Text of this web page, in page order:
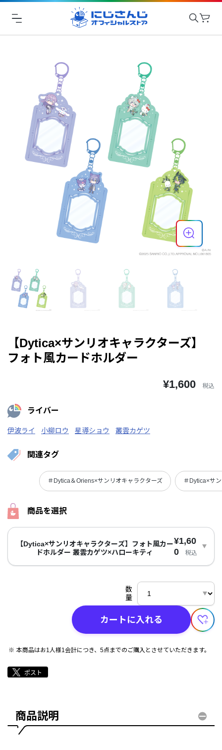
【Dytica×サンリオキャラクターズ】
フォト風カードホルダー
¥1,600 税込
ライバー
伊波ライ 小柳ロウ 星導ショウ 叢雲カゲツ
関連タグ
＃Dytica＆Oriens×サンリオキャラクターズ ＃Dytica×サ
商品を選択
【Dytica×サンリオキャラクターズ】フォト風カー
ドホルダー 叢雲カゲツ×ハローキティ
¥1,60
0
税込
数
量
カートに入れる
本商品はお1人様1会計につき、5点までのご購入とさせていただきます。
商品説明